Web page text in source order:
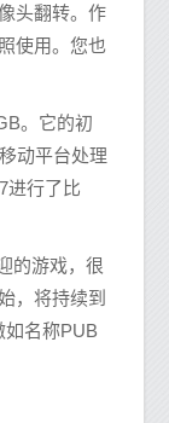
头翻转。作
使用。您也
。它的初
动平台处理
进行了比
的游戏，很
，将持续到
如名称PUB